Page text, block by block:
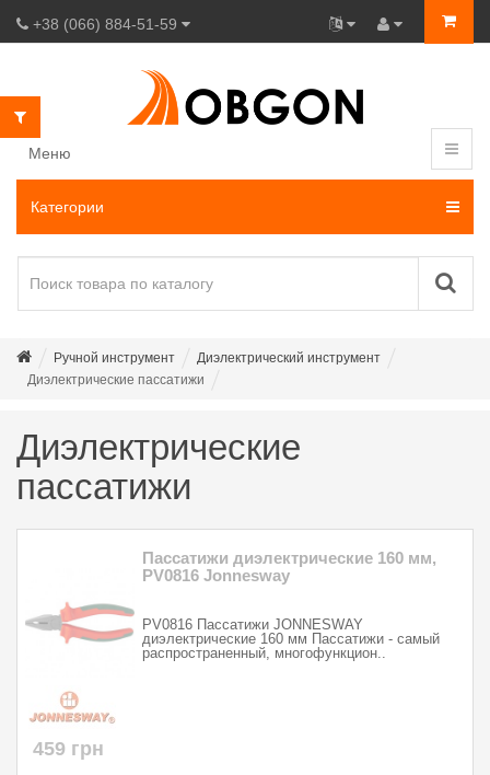
+38 (066) 884-51-59
Меню
Категории
Ручной инструмент
Диэлектрический инструмент
Диэлектрические пассатижи
Диэлектрические
пассатижи
Пассатижи диэлектрические 160 мм,
PV0816 Jonnesway
PV0816 Пассатижи JONNESWAY
диэлектрические 160 мм Пассатижи - самый
распространенный, многофункцион..
459 грн